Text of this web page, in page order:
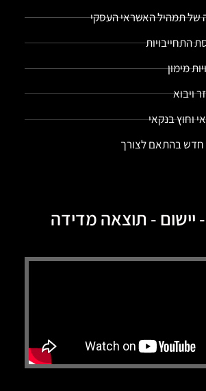
של תמהיל האשראי העסקי
התחייבויות
מימון
ויבוא
וחוץ בנקאי
חדש בהתאם לצורך
יישום - תוצאה מדידה